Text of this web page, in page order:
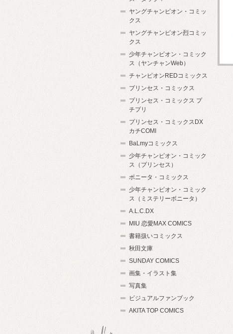
ヤングチャンピオン・コミッ
クス
ヤングチャンピオン烈コミッ
クス
少年チャンピオン・コミック
ス（ヤンチャンWeb）
チャンピオンREDコミックス
プリンセス・コミックス
プリンセス・コミックス プ
チプリ
プリンセス・コミックスDX
カチCOMI
BaLmyコミックス
少年チャンピオン・コミック
ス（プリンセス）
ボニータ・コミックス
少年チャンピオン・コミック
ス（ミステリーボニータ）
A.L.C.DX
MIU 恋愛MAX COMICS
書籍扱いコミックス
秋田文庫
SUNDAY COMICS
画集・イラスト集
写真集
ビジュアルファンブック
AKITA TOP COMICS